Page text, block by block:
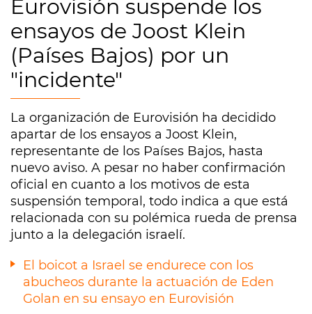
Eurovisión suspende los
ensayos de Joost Klein
(Países Bajos) por un
"incidente"
La organización de Eurovisión ha decidido
apartar de los ensayos a Joost Klein,
representante de los Países Bajos, hasta
nuevo aviso. A pesar no haber confirmación
oficial en cuanto a los motivos de esta
suspensión temporal, todo indica a que está
relacionada con su polémica rueda de prensa
junto a la delegación israelí.
El boicot a Israel se endurece con los
abucheos durante la actuación de Eden
Golan en su ensayo en Eurovisión